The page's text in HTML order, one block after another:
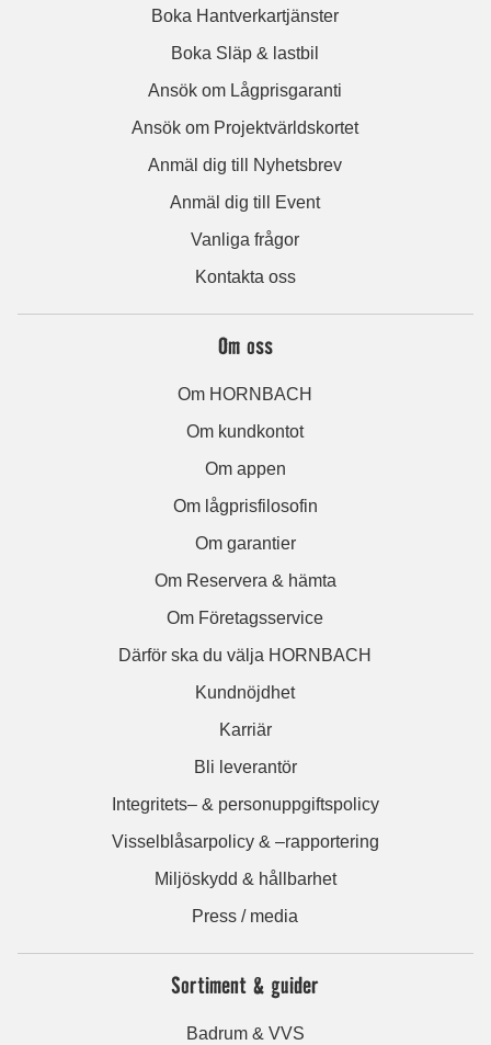
Boka Hantverkartjänster
Boka Släp & lastbil
Ansök om Lågprisgaranti
Ansök om Projektvärldskortet
Anmäl dig till Nyhetsbrev
Anmäl dig till Event
Vanliga frågor
Kontakta oss
Om oss
Om HORNBACH
Om kundkontot
Om appen
Om lågprisfilosofin
Om garantier
Om Reservera & hämta
Om Företagsservice
Därför ska du välja HORNBACH
Kundnöjdhet
Karriär
Bli leverantör
Integritets– & personuppgiftspolicy
Visselblåsarpolicy & –rapportering
Miljöskydd & hållbarhet
Press / media
Sortiment & guider
Badrum & VVS